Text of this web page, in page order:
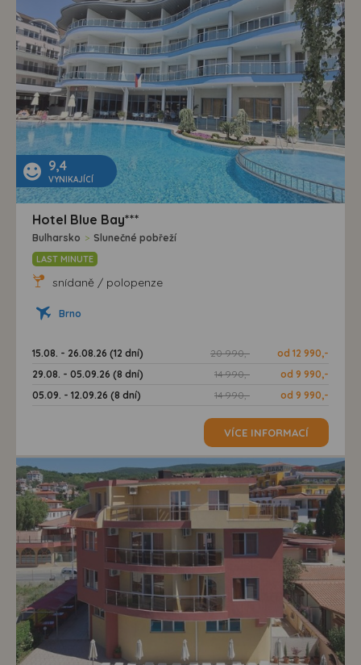
9,4
VYNIKAJÍCÍ
Hotel Blue Bay***
Bulharsko > Slunečné pobřeží
LAST MINUTE
snídaně / polopenze
Brno
15.08. - 26.08.26 (12 dní) 20 990,-
od 12 990,-
29.08. - 05.09.26 (8 dní)
14 990,-
od 9 990,-
05.09. - 12.09.26 (8 dní)
14 990,- od 9 990,-
VÍCE INFORMACÍ